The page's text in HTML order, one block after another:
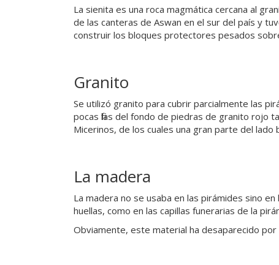
La sienita es una roca magmática cercana al
de las canteras de Aswan en el sur del país y
construir los bloques protectores pesados
Granito
Se utilizó granito para cubrir parcialmente las
pocas filas del fondo de piedras de granito rojo
Micerinos, de los cuales una gran parte del lado
La madera
La madera no se usaba en las pirámides sino
huellas, como en las capillas funerarias de la
Obviamente, este material ha desaparecido